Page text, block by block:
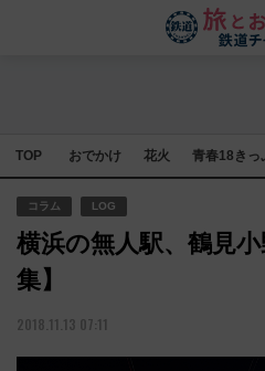
TOP おでかけ 花火 青春18きっ
コラム LOG
横浜の無人駅、鶴見
集】
2018.11.13 07:11